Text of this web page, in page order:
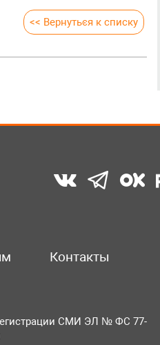
<< Вернуться к списку
Контакты
СМИ ЭЛ № ФС 77-